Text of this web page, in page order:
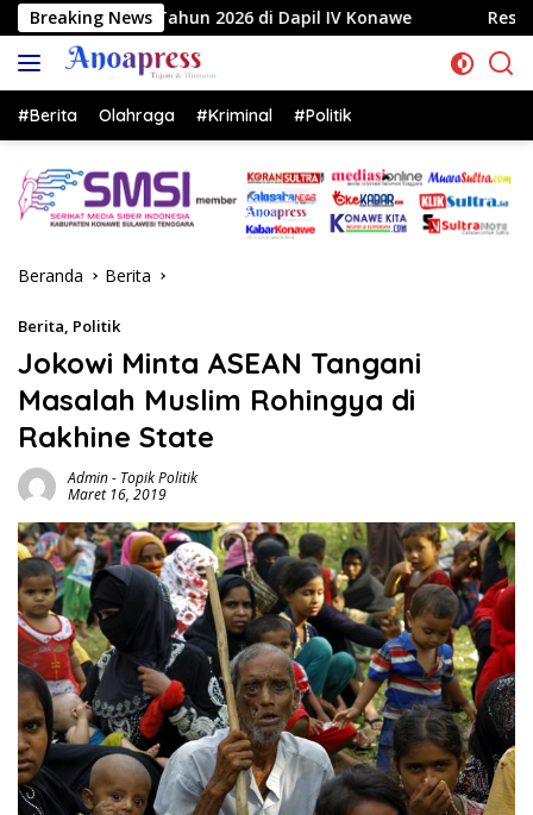
Langsung
ke
konten
Breaking News
2026 di Dapil IV Konawe Reses di Labela, Anggota
#Berita Olahraga #Kriminal #Politik
Beranda Berita
Berita, Politik
Jokowi Minta ASEAN Tangani
Masalah Muslim Rohingya di
Rakhine State
Admin- Topik Politik
Maret 16, 2019